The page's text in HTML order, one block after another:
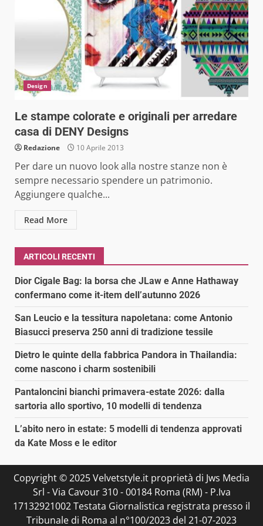
Design
Le stampe colorate e originali per arredare
casa di DENY Designs
Redazione 10 Aprile 2013
Per dare un nuovo look alla nostre stanze non è
sempre necessario spendere un patrimonio.
Aggiungere qualche...
Read More
ARTICOLI RECENTI
Dior Cigale Bag: la borsa che JLaw e Anne Hathaway
confermano come it-item dell’autunno 2026
San Leucio e la tessitura napoletana: come Antonio
Biasucci preserva 250 anni di tradizione tessile
Dietro le quinte della fabbrica Pandora in Thailandia:
come nascono i charm sostenibili
Pantaloncini bianchi primavera-estate 2026: dalla
sartoria allo sportivo, 10 modelli di tendenza
L’abito nero in estate: 5 modelli di tendenza approvati
da Kate Moss e le editor
Copyright © 2025 Velvetstyle.it proprietà di Jws Media
Srl - Via Cavour 310 - 00184 Roma (RM) - P.Iva
17132921002 Testata Giornalistica registrata presso il
Tribunale di Roma al n°100/2023 del 21-07-2023